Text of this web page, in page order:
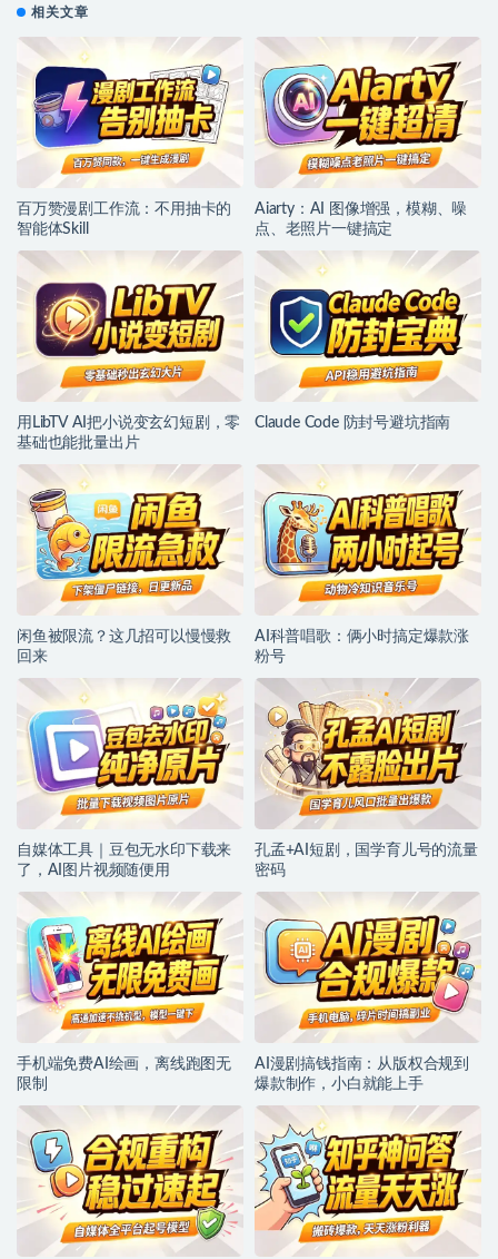
相关文章
百万赞漫剧工作流：不用抽卡的
智能体Skill
Aiarty：AI 图像增强，模糊、噪
点、老照片一键搞定
用LibTV AI把小说变玄幻短剧，零
基础也能批量出片
Claude Code 防封号避坑指南
闲鱼被限流？这几招可以慢慢救
回来
AI科普唱歌：俩小时搞定爆款涨
粉号
自媒体工具｜豆包无水印下载来
了，AI图片视频随便用
孔孟+AI短剧，国学育儿号的流量
密码
手机端免费AI绘画，离线跑图无
限制
AI漫剧搞钱指南：从版权合规到
爆款制作，小白就能上手